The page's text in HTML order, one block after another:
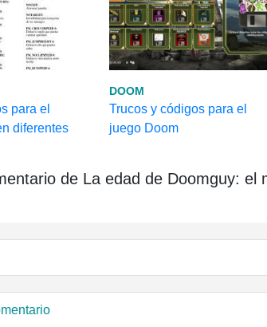
para el
diferentes
DOOM
Trucos y códigos para el
juego Doom
de La edad de Doomguy: el